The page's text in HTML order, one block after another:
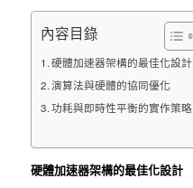
內容目錄
硬體加速器架構的最佳化設計
演算法與硬體的協同優化
功耗與即時性平衡的實作策略
硬體加速器架構的最佳化設計